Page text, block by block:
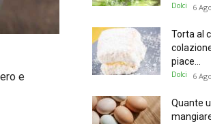
e
Dolci 6
Torta al
piace...
Dolci 6
Quante